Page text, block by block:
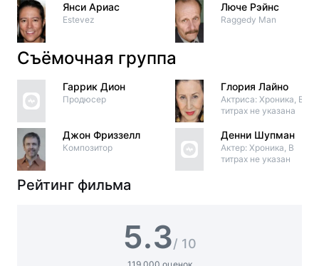
Янси Ариас
Estevez
Люче Рэйнс
Raggedy Man
Съёмочная группа
Гаррик Дион
Продюсер
Джон Фриззелл
Композитор
Глория Лайно
Актриса: Хроника, В
титрах не указана
Денни Шупман
Актер: Хроника, В
титрах не указан
Рейтинг фильма
5.3/ 10